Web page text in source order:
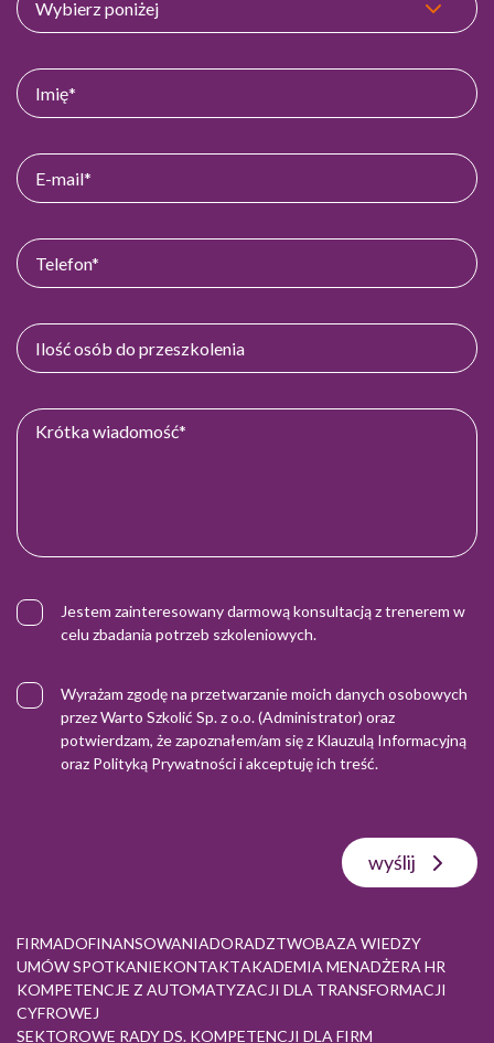
Jestem zainteresowany darmową konsultacją z trenerem w
celu zbadania potrzeb szkoleniowych.
Wyrażam zgodę na przetwarzanie moich danych osobowych
przez Warto Szkolić Sp. z o.o. (Administrator) oraz
potwierdzam, że zapoznałem/am się z Klauzulą Informacyjną
oraz Polityką Prywatnościi akceptuję ich treść.
wyślij
FIRMADOFINANSOWANIADORADZTWOBAZA WIEDZY
UMÓW SPOTKANIEKONTAKTAKADEMIA MENADŻERA HR
KOMPETENCJE Z AUTOMATYZACJI DLA TRANSFORMACJI
CYFROWEJ
SEKTOROWE RADY DS. KOMPETENCJI DLA FIRM